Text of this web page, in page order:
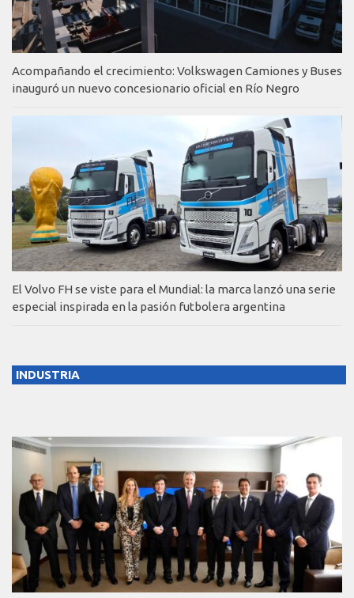
Acompañando el crecimiento: Volkswagen Camiones y Buses
inauguró un nuevo concesionario oficial en Río Negro
El Volvo FH se viste para el Mundial: la marca lanzó una serie
especial inspirada en la pasión futbolera argentina
INDUSTRIA